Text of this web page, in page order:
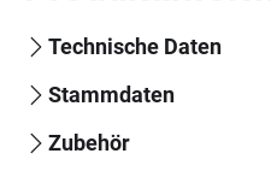
Technische Daten
Stammdaten
Zubehör